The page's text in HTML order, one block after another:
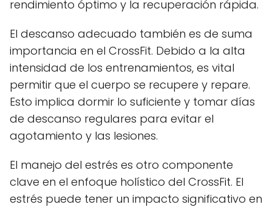
rendimiento óptimo y la recuperación rápida.
El descanso adecuado también es de suma
importancia en el CrossFit. Debido a la alta
intensidad de los entrenamientos, es vital
permitir que el cuerpo se recupere y repare.
Esto implica dormir lo suficiente y tomar días
de descanso regulares para evitar el
agotamiento y las lesiones.
El manejo del estrés es otro componente
clave en el enfoque holístico del CrossFit. El
estrés puede tener un impacto significativo en